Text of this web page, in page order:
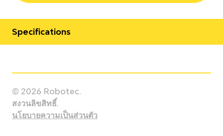
Specifications
Model
TX2-90XL CR/SCR
© 2026 Robotec.
สงวนลิขสิทธิ์.
นโยบายความเป็นส่วนตัว